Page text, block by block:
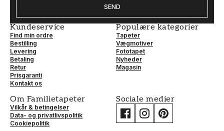
SEND
Kundeservice
Find min ordre
Bestilling
Levering
Betaling
Retur
Prisgaranti
Kontakt os
Populære kategorier
Tapeter
Vægmotiver
Fototapet
Nyheder
Magasin
Om Familietapeter
Vilkår & betingelser
Data- og privatlivspolitik
Cookiepolitik
Sociale medier